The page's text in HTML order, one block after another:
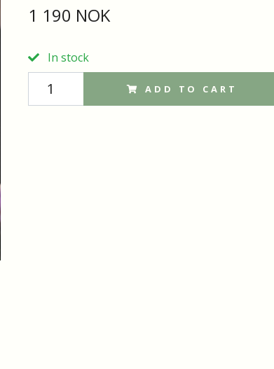
1 190 NOK
In stock
ADD TO CART